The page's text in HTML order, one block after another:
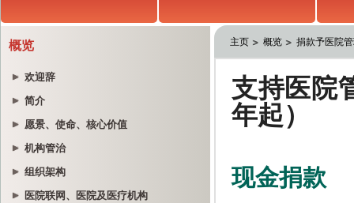
概览
欢迎辞
简介
愿景、使命、核心价值
机构管治
组织架构
医院联网、医院及医疗机构
主页 概览 捐款予医院